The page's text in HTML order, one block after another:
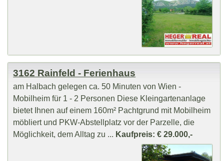
3162 Rainfeld - Ferienhaus
am Halbach gelegen ca. 50 Minuten von Wien -
Mobilheim für 1 - 2 Personen Diese Kleingartenanlage
bietet Ihnen auf einem 160m² Pachtgrund mit Mobilheim
möbliert und PKW-Abstellplatz vor der Parzelle, die
Möglichkeit, dem Alltag zu ... Kaufpreis: € 29.000,-